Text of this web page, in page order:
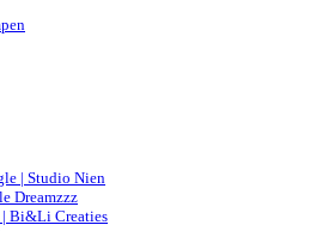
| Studio Nien
Dreamzzz
Bi&Li Creaties